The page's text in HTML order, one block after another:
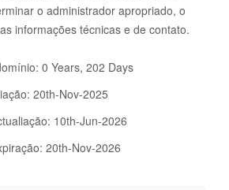
o administrador apropriado, o
informações técnicas e de contato.
0 Years, 202 Days
20th-Nov-2025
10th-Jun-2026
20th-Nov-2026